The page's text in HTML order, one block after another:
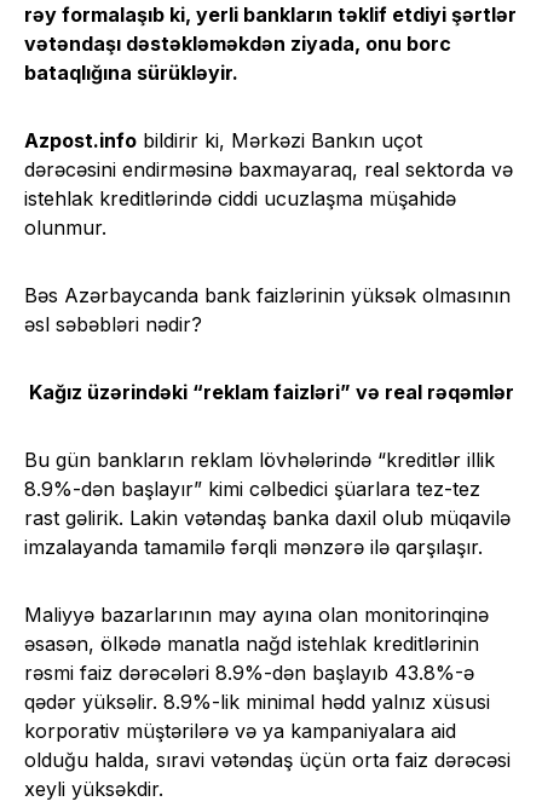
rəy formalaşıb ki, yerli bankların təklif etdiyi şərtlər
vətəndaşı dəstəkləməkdən ziyada, onu borc
bataqlığına sürükləyir.
Azpost.info bildirir ki, Mərkəzi Bankın uçot
dərəcəsini endirməsinə baxmayaraq, real sektorda və
istehlak kreditlərində ciddi ucuzlaşma müşahidə
olunmur.
Bəs Azərbaycanda bank faizlərinin yüksək olmasının
əsl səbəbləri nədir?
Kağız üzərindəki “reklam faizləri” və real rəqəmlər
Bu gün bankların reklam lövhələrində “kreditlər illik
8.9%-dən başlayır” kimi cəlbedici şüarlara tez-tez
rast gəlirik. Lakin vətəndaş banka daxil olub müqavilə
imzalayanda tamamilə fərqli mənzərə ilə qarşılaşır.
Maliyyə bazarlarının may ayına olan monitorinqinə
əsasən, ölkədə manatla nağd istehlak kreditlərinin
rəsmi faiz dərəcələri 8.9%-dən başlayıb 43.8%-ə
qədər yüksəlir. 8.9%-lik minimal hədd yalnız xüsusi
korporativ müştərilərə və ya kampaniyalara aid
olduğu halda, sıravi vətəndaş üçün orta faiz dərəcəsi
xeyli yüksəkdir.